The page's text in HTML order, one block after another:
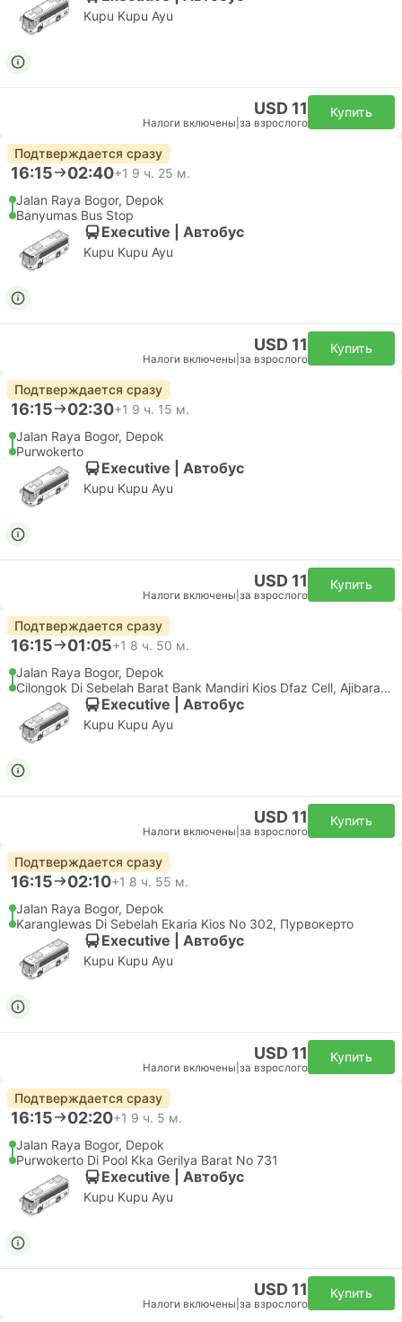
Kupu Kupu Ayu
USD 11
Налоги включены за взрослого
Купить
Подтверждается сразу
16:15 02:40+1 9 ч. 25 м.
Jalan Raya Bogor, Depok
Banyumas Bus Stop
Executive | Автобус
Kupu Kupu Ayu
USD 11
Налоги включены за взрослого
Купить
Подтверждается сразу
16:15 02:30+1 9 ч. 15 м.
Jalan Raya Bogor, Depok
Purwokerto
Executive | Автобус
Kupu Kupu Ayu
USD 11
Налоги включены за взрослого
Купить
Подтверждается сразу
16:15 01:05+1 8 ч. 50 м.
Jalan Raya Bogor, Depok
Cilongok Di Sebelah Barat Bank Mandiri Kios Dfaz Cell, Ajibarang
Executive | Автобус
Kupu Kupu Ayu
USD 11
Налоги включены за взрослого
Купить
Подтверждается сразу
16:15 02:10+1 8 ч. 55 м.
Jalan Raya Bogor, Depok
Karanglewas Di Sebelah Ekaria Kios No 302, Пурвокерто
Executive | Автобус
Kupu Kupu Ayu
USD 11
Налоги включены за взрослого
Купить
Подтверждается сразу
16:15 02:20+1 9 ч. 5 м.
Jalan Raya Bogor, Depok
Purwokerto Di Pool Kka Gerilya Barat No 731
Executive | Автобус
Kupu Kupu Ayu
USD 11
Налоги включены за взрослого
Купить